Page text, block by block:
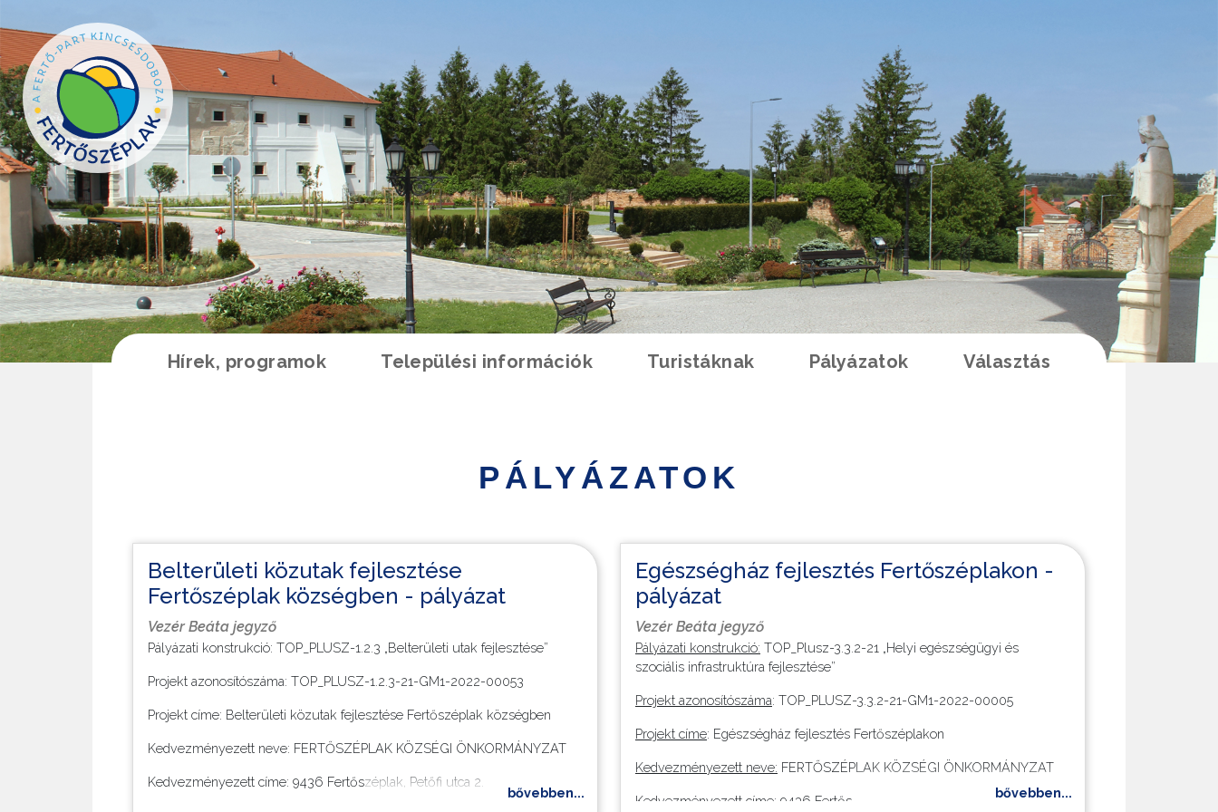
Hírek, programok Települési információk Turistáknak Pályázatok Választás
PÁLYÁZATOK
Belterületi közutak fejlesztése
Fertőszéplak községben - pályázat
Vezér Beáta jegyző
Pályázati konstrukció: TOP_PLUSZ-1.2.3 „Belterületi utak fejlesztése”
Projekt azonosítószáma: TOP_PLUSZ-1.2.3-21-GM1-2022-00053
Projekt címe: Belterületi közutak fejlesztése Fertőszéplak községben
Kedvezményezett neve: FERTŐSZÉPLAK KÖZSÉGI ÖNKORMÁNYZAT
Kedvezményezett címe: 9436 Fertőszéplak, Petőfi utca 2.
bővebben...
Egészségház fejlesztés Fertőszéplakon -
pályázat
Vezér Beáta jegyző
Pályázati konstrukció: TOP_Plusz-3.3.2-21 „Helyi egészségügyi és
szociális infrastruktúra fejlesztése”
Projekt azonosítószáma: TOP_PLUSZ-3.3.2-21-GM1-2022-00005
Projekt címe: Egészségház fejlesztés Fertőszéplakon
Kedvezményezett neve: FERTŐSZÉPLAK KÖZSÉGI ÖNKORMÁNYZAT
Kedvezményezett címe: 9436 Fertőszéplak, Petőfi utca 2. bővebben...